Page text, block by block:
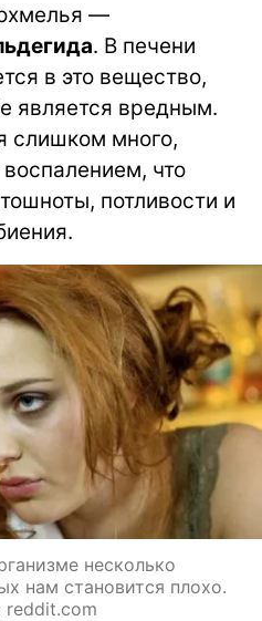
—
. В печени
в это вещество,
является вредным.
слишком много,
что
потливости и
несколько
нам становится плохо.
reddit.com